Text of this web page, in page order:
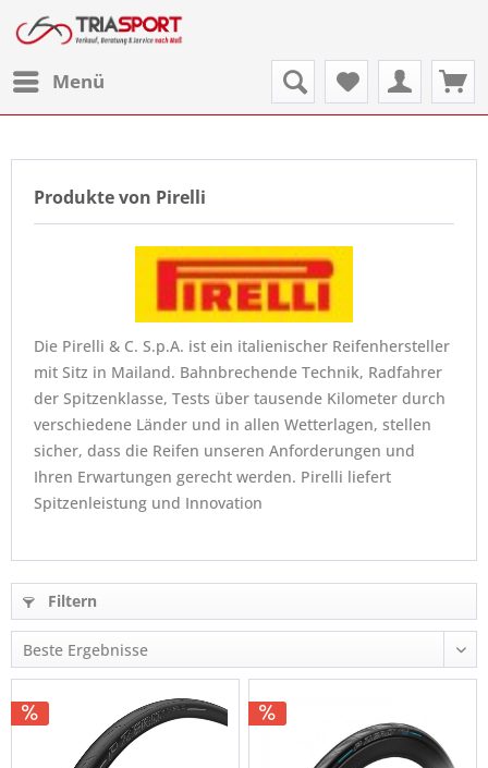
Menü
Produkte von Pirelli
Die Pirelli & C. S.p.A. ist ein italienischer Reifenhersteller
mit Sitz in Mailand. Bahnbrechende Technik, Radfahrer
der Spitzenklasse, Tests über tausende Kilometer durch
verschiedene Länder und in allen Wetterlagen, stellen
sicher, dass die Reifen unseren Anforderungen und
Ihren Erwartungen gerecht werden. Pirelli liefert
Spitzenleistung und Innovation
Filtern